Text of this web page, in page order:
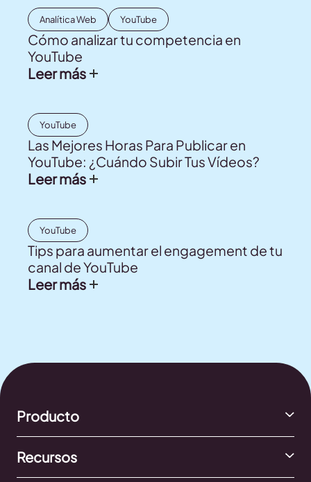
Analítica Web YouTube
Cómo analizar tu competencia en
YouTube
Leer más
YouTube
Las Mejores Horas Para Publicar en
YouTube: ¿Cuándo Subir Tus Vídeos?
Leer más
YouTube
Tips para aumentar el engagement de tu
canal de YouTube
Leer más
Producto
Recursos